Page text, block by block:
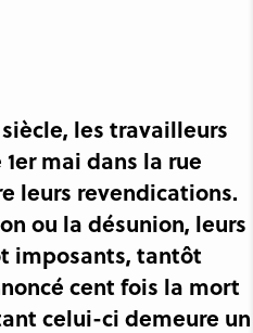
les travailleurs
mai dans la rue
leurs revendications.
ou la désunion, leurs
imposants, tantôt
cent fois la mort
celui-ci demeure un